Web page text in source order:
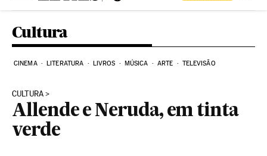
Cultura
CINEMA LITERATURA LIVROS MÚSICA ARTE TELEVISÃO
CULTURA
Allende e Neruda, em tinta
verde